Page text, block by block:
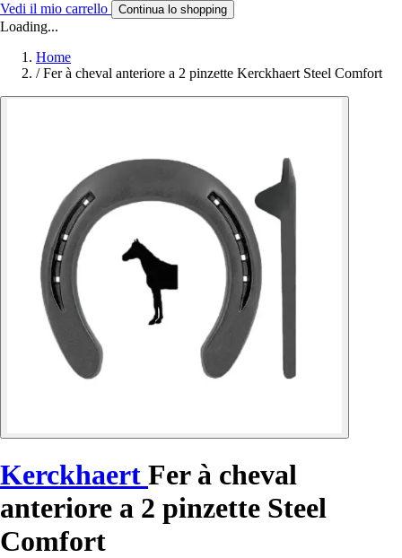
Vedi il mio carrello Continua lo shopping
Loading...
Home
/ Fer à cheval anteriore a 2 pinzette Kerckhaert Steel Comfort
Kerckhaert Fer à cheval
anteriore a 2 pinzette Steel
Comfort